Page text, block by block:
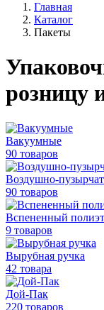
Главная
Каталог
Пакеты
розницу
Вакуумные
90 товаров
Воздушно-
90 товаров
Вспененный
9 товаров
Вырубная ручка
42 товара
Дой-Пак
220 товаров